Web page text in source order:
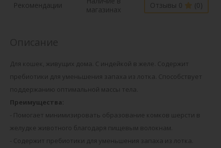
Рекомендации
магазинах
Отзывы 0 (0)
Для кошек, живущих дома. С индейкой в желе. Содержит
пребиотики для уменьшения запаха из лотка. Способствует
поддержанию оптимальной массы тела.
Преимущества:
- Помогает минимизировать образование комков шерсти в
желудке животного благодаря пищевым волокнам.
- Содержит пребиотики для уменьшения запаха из лотка.